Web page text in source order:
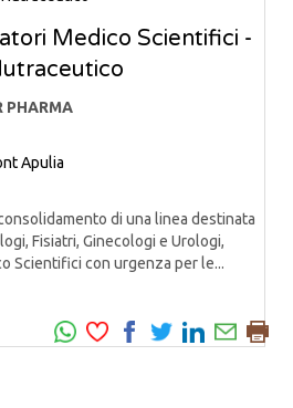
Medico Scientifici -
PHARMA
Apulia
di una linea destinata
Fisiatri, Ginecologi e Urologi,
Scientifici con urgenza per le...